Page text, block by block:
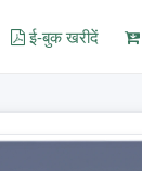
ई-बुक खरीदें